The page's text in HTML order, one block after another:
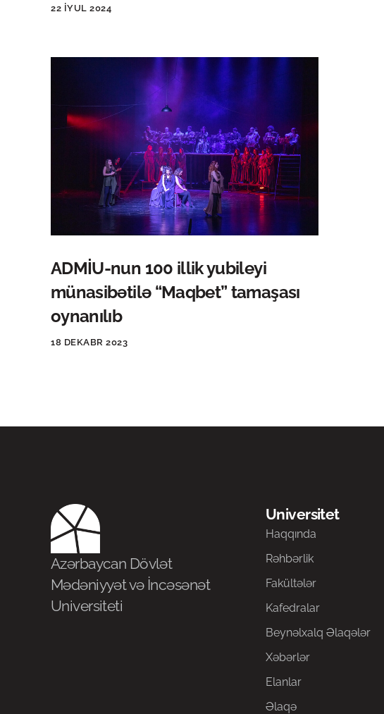
22 İYUL 2024
ADMİU-nun 100 illik yubileyi
münasibətilə “Maqbet” tamaşası
oynanılıb
18 DEKABR 2023
Azərbaycan Dövlət
Mədəniyyət və İncəsənət
Universiteti
Universitet
Haqqında
Rəhbərlik
Fakültələr
Kafedralar
Beynəlxalq Əlaqələr
Xəbərlər
Elanlar
Əlaqə